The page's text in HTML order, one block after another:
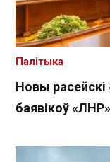
Новы
баявікоў «ЛНР»
Палітыка